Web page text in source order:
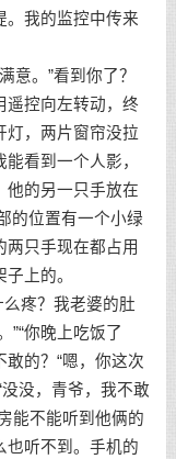
。我的监控中传来
。”看到你了？
遥控向左转动，终
灯，两片窗帘没拉
看到一个人影，
他的另一只手放在
的位置有一个小绿
两只手现在都占用
上的。
疼？我老婆的肚
”“你晚上吃饭了
敢的？“嗯，你这次
没，青爷，我不敢
能不能听到他俩的
也听不到。手机的